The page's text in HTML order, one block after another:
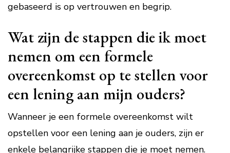
gebaseerd is op vertrouwen en begrip.
Wat zijn de stappen die ik moet
nemen om een formele
overeenkomst op te stellen voor
een lening aan mijn ouders?
Wanneer je een formele overeenkomst wilt
opstellen voor een lening aan je ouders, zijn er
enkele belangrijke stappen die je moet nemen.